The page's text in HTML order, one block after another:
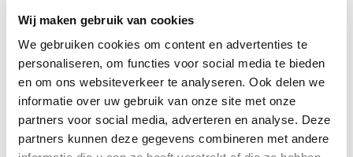
Wij maken gebruik van cookies
We gebruiken cookies om content en advertenties te
personaliseren, om functies voor social media te bieden
en om ons websiteverkeer te analyseren. Ook delen we
informatie over uw gebruik van onze site met onze
partners voor social media, adverteren en analyse. Deze
partners kunnen deze gegevens combineren met andere
more disadvantages than
advantages’
23 januari 2023
Interview
Voormalig NOS-correspondent
Tim de Wit over brexit: ‘Het